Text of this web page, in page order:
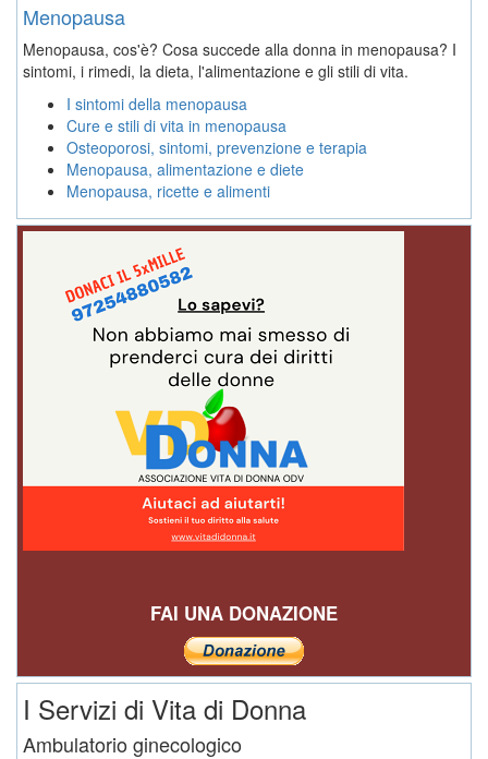
Menopausa
Menopausa, cos'è? Cosa succede alla donna in menopausa? I
sintomi, i rimedi, la dieta, l'alimentazione e gli stili di vita.
I sintomi della menopausa
Cure e stili di vita in menopausa
Osteoporosi, sintomi, prevenzione e terapia
Menopausa, alimentazione e diete
Menopausa, ricette e alimenti
FAI UNA DONAZIONE
I Servizi di Vita di Donna
Ambulatorio ginecologico